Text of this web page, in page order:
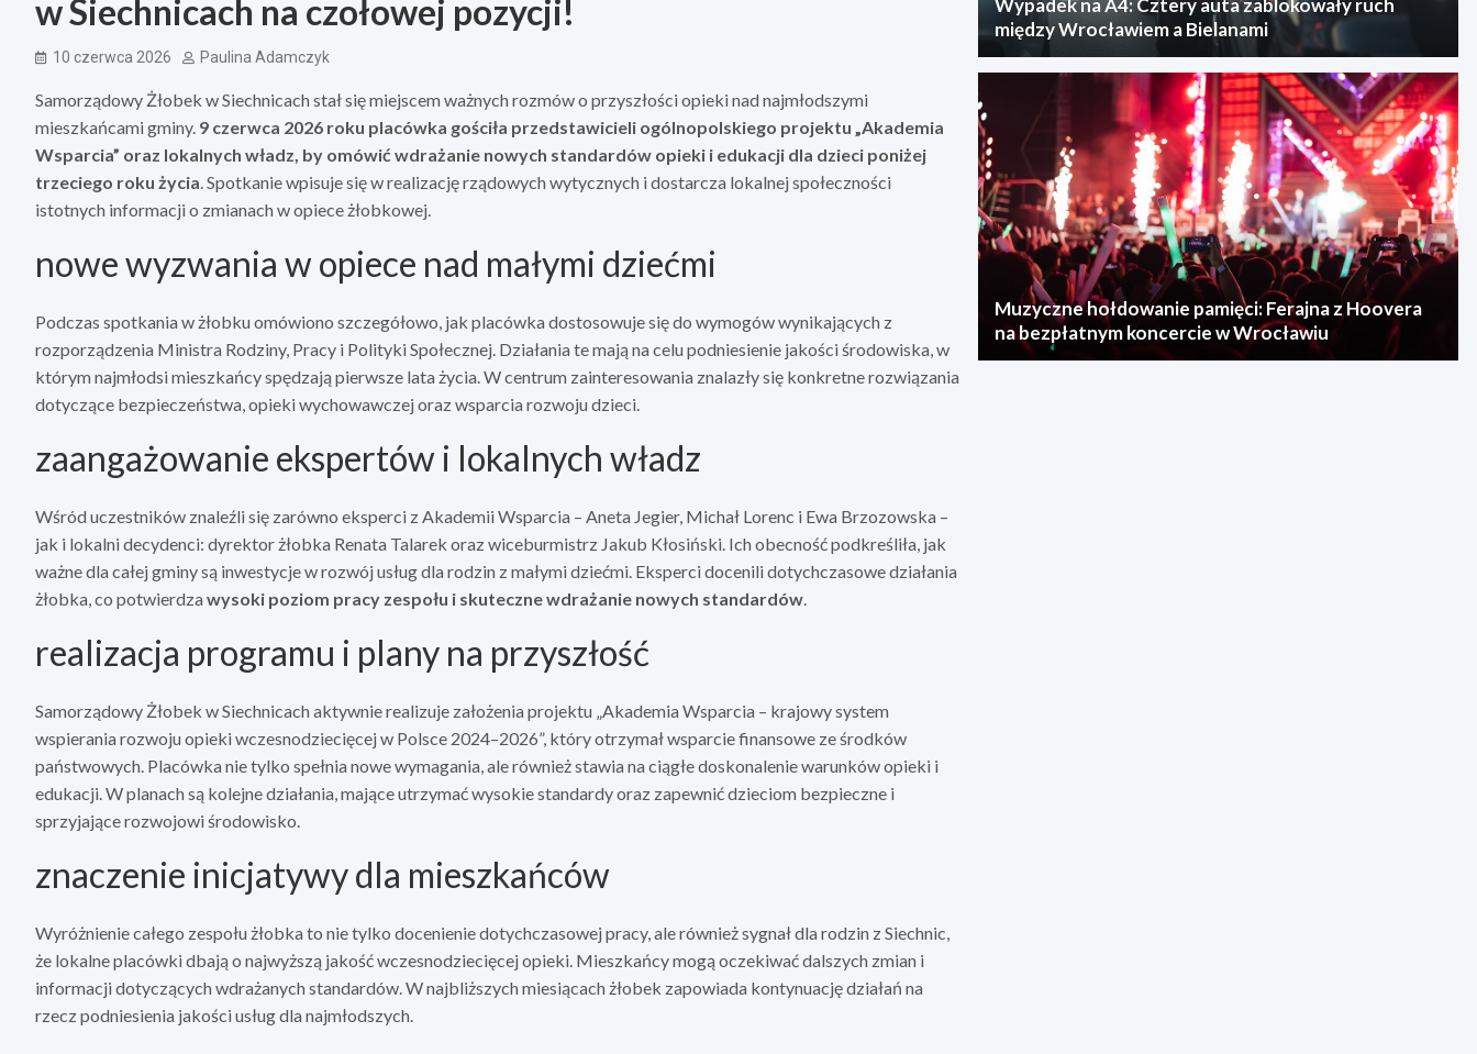
w Siechnicach na czołowej pozycji!
10 czerwca 2026 Paulina Adamczyk
Samorządowy Żłobek w Siechnicach stał się miejscem ważnych rozmów o przyszłości opieki nad najmłodszymi
mieszkańcami gminy. 9 czerwca 2026 roku placówka gościła przedstawicieli ogólnopolskiego projektu „Akademia
Wsparcia” oraz lokalnych władz, by omówić wdrażanie nowych standardów opieki i edukacji dla dzieci poniżej
trzeciego roku życia. Spotkanie wpisuje się w realizację rządowych wytycznych i dostarcza lokalnej społeczności
istotnych informacji o zmianach w opiece żłobkowej.
nowe wyzwania w opiece nad małymi dziećmi
Podczas spotkania w żłobku omówiono szczegółowo, jak placówka dostosowuje się do wymogów wynikających z
rozporządzenia Ministra Rodziny, Pracy i Polityki Społecznej. Działania te mają na celu podniesienie jakości środowiska, w
którym najmłodsi mieszkańcy spędzają pierwsze lata życia. W centrum zainteresowania znalazły się konkretne rozwiązania
dotyczące bezpieczeństwa, opieki wychowawczej oraz wsparcia rozwoju dzieci.
zaangażowanie ekspertów i lokalnych władz
Wśród uczestników znaleźli się zarówno eksperci z Akademii Wsparcia – Aneta Jegier, Michał Lorenc i Ewa Brzozowska –
jak i lokalni decydenci: dyrektor żłobka Renata Talarek oraz wiceburmistrz Jakub Kłosiński. Ich obecność podkreśliła, jak
ważne dla całej gminy są inwestycje w rozwój usług dla rodzin z małymi dziećmi. Eksperci docenili dotychczasowe działania
żłobka, co potwierdzawysoki poziom pracy zespołu i skuteczne wdrażanie nowych standardów.
realizacja programu i plany na przyszłość
Samorządowy Żłobek w Siechnicach aktywnie realizuje założenia projektu „Akademia Wsparcia – krajowy system
wspierania rozwoju opieki wczesnodziecięcej w Polsce 2024–2026”, który otrzymał wsparcie finansowe ze środków
państwowych. Placówka nie tylko spełnia nowe wymagania, ale również stawia na ciągłe doskonalenie warunków opieki i
edukacji. W planach są kolejne działania, mające utrzymać wysokie standardy oraz zapewnić dzieciom bezpieczne i
sprzyjające rozwojowi środowisko.
znaczenie inicjatywy dla mieszkańców
Wyróżnienie całego zespołu żłobka to nie tylko docenienie dotychczasowej pracy, ale również sygnał dla rodzin z Siechnic,
że lokalne placówki dbają o najwyższą jakość wczesnodziecięcej opieki. Mieszkańcy mogą oczekiwać dalszych zmian i
informacji dotyczących wdrażanych standardów. W najbliższych miesiącach żłobek zapowiada kontynuację działań na
rzecz podniesienia jakości usług dla najmłodszych.
Wypadek na A4: Cztery auta zablokowały ruch
między Wrocławiem a Bielanami
Muzyczne hołdowanie pamięci: Ferajna z Hoovera
na bezpłatnym koncercie w Wrocławiu